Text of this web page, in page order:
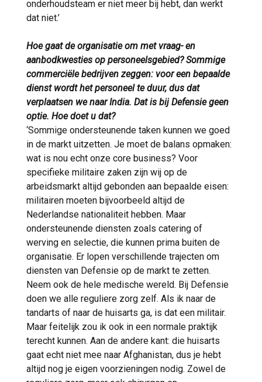
onderhoudsteam er niet meer bij hebt, dan werkt
dat niet.’
Hoe gaat de organisatie om met vraag- en
aanbodkwesties op personeelsgebied? Sommige
commerciële bedrijven zeggen: voor een bepaalde
dienst wordt het personeel te duur, dus dat
verplaatsen we naar India. Dat is bij Defensie geen
optie. Hoe doet u dat?
‘Sommige ondersteunende taken kunnen we goed
in de markt uitzetten. Je moet de balans opmaken:
wat is nou echt onze core business? Voor
specifieke militaire zaken zijn wij op de
arbeidsmarkt altijd gebonden aan bepaalde eisen:
militairen moeten bijvoorbeeld altijd de
Nederlandse nationaliteit hebben. Maar
ondersteunende diensten zoals catering of
werving en selectie, die kunnen prima buiten de
organisatie. Er lopen verschillende trajecten om
diensten van Defensie op de markt te zetten.
Neem ook de hele medische wereld. Bij Defensie
doen we alle reguliere zorg zelf. Als ik naar de
tandarts of naar de huisarts ga, is dat een militair.
Maar feitelijk zou ik ook in een normale praktijk
terecht kunnen. Aan de andere kant: die huisarts
gaat echt niet mee naar Afghanistan, dus je hebt
altijd nog je eigen voorzieningen nodig. Zowel de